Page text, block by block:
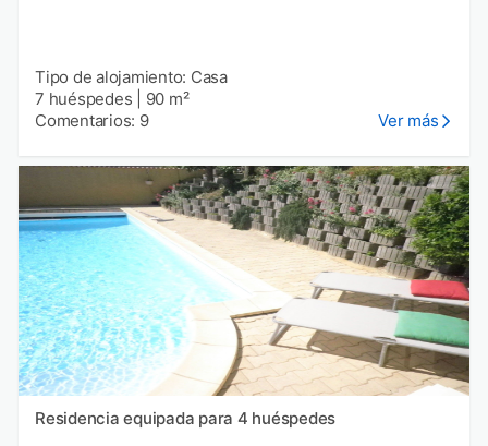
Tipo de alojamiento: Casa
7 huéspedes
90 m²
Comentarios: 9
Ver más
Residencia equipada para 4 huéspedes